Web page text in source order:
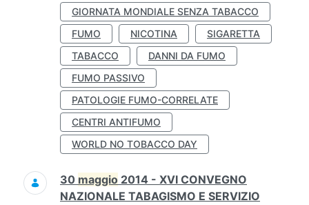
GIORNATA MONDIALE SENZA TABACCO
FUMO
NICOTINA
SIGARETTA
TABACCO
DANNI DA FUMO
FUMO PASSIVO
PATOLOGIE FUMO-CORRELATE
CENTRI ANTIFUMO
WORLD NO TOBACCO DAY
30 maggio 2014 - XVI CONVEGNO
NAZIONALE TABAGISMO E SERVIZIO